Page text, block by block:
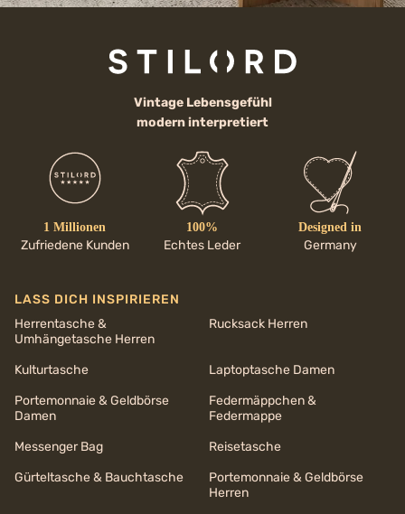
Vintage Lebensgefühl
modern interpretiert
1 Millionen
Zufriedene Kunden
100%
Echtes Leder
Designed in
Germany
LASS DICH INSPIRIEREN
Herrentasche &
Umhängetasche Herren
Rucksack Herren
Kulturtasche
Laptoptasche Damen
Portemonnaie & Geldbörse
Damen
Federmäppchen &
Federmappe
Messenger Bag
Reisetasche
Gürteltasche & Bauchtasche
Portemonnaie & Geldbörse
Herren